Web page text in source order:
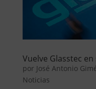
Vuelve Glasstec
por José Antonio
Noticias